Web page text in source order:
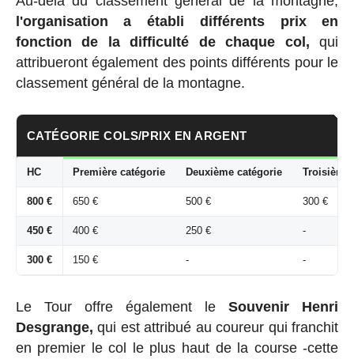
l'organisation a établi
différents prix en
fonction de la difficulté de chaque col, qui
attribueront également des points différents pour le
classement général de la montagne.
CATÉGORIE COLS/PRIX EN ARGENT
HC Première catégorie Deuxième catégorie Troisième
800 € 650 € 500 € 300 €
450 € 400 € 250 € -
300 € 150 € - -
Le Tour offre également leSouvenir Henri
Desgrange, qui est attribué au coureur qui franchit
en premier le col le plus haut de la course -cette